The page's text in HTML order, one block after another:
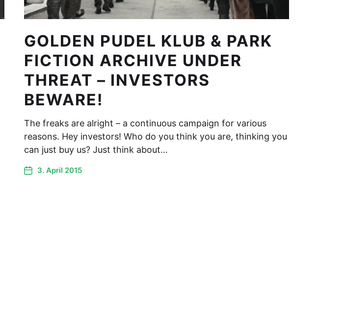
GOLDEN PUDEL KLUB & PARK
FICTION ARCHIVE UNDER
THREAT – INVESTORS
BEWARE!
The freaks are alright – a continuous campaign for various
reasons. Hey investors! Who do you think you are, thinking you
can just buy us? Just think about…
3. April 2015